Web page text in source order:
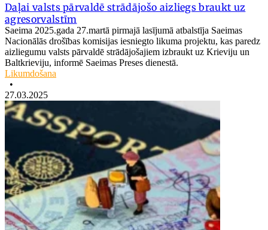
Daļai valsts pārvaldē strādājošo aizliegs braukt uz
agresorvalstīm
Saeima 2025.gada 27.martā pirmajā lasījumā atbalstīja Saeimas
Nacionālās drošības komisijas iesniegto likuma projektu, kas paredz
aizliegumu valsts pārvaldē strādājošajiem izbraukt uz Krieviju un
Baltkrieviju, informē Saeimas Preses dienestā.
Likumdošana
•
27.03.2025